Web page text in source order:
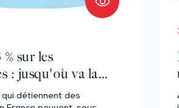
sur les
: jusqu'où va la
détiennent des